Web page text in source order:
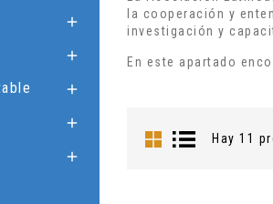





la cooperación y
investigación y
En este apartado
Hay 11